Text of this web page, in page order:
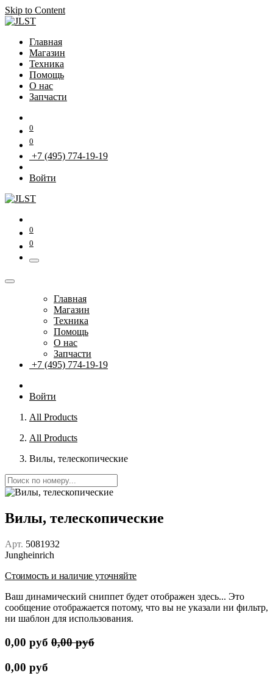
Skip to Content
Главная
Магазин
Техника
Помощь
О нас
Запчасти
0
0
+7 (495) 774-19-19
Войти
0
0
Главная
Магазин
Техника
Помощь
О нас
Запчасти
+7 (495) 774-19-19
Войти
All Products
All Products
Вилы, телескопические
Вилы, телескопические
Арт. 5081932
Jungheinrich
Стоимость и наличие уточняйте
Ваш динамический сниппет будет отображен здесь... Это
сообщение отображается потому, что вы не указали ни фильтр,
ни шаблон для использования.
0,00 руб 0,00руб
0,00 руб